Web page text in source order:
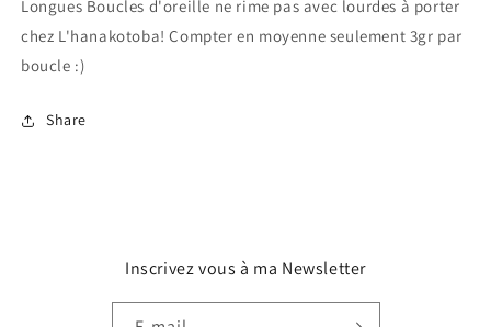
Longues Boucles d'oreille ne rime pas avec lourdes à porter
chez L'hanakotoba! Compter en moyenne seulement 3gr par
boucle :)
Share
Inscrivez vous à ma Newsletter